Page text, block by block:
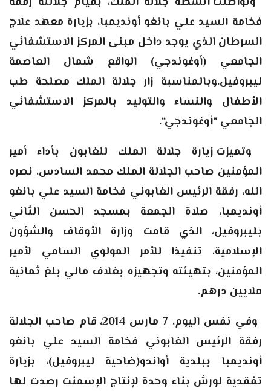
فخامة السيد علي بانغو أونديمبا، بزيارة معهد علاج
السرطان الذي يوجد داخل مبنى المركز الاستشفائي
الجامعي (أوغوندجي) الواقع شمال العاصمة
ليبروفيل.وبالمناسبة زار جلالة الملك مصلحة طب
الأطفال والنساء والتوليد بالمركز الاستشفائي
الجامعي “أوغوندجي“.
وتميزت زيارة جلالة الملك للغابون بأداء أمير
المؤمنين صاحب الجلالة الملك محمد السادس، نصره
الله، رفقة الرئيس الغابوني فخامة السيد علي بانغو
أونديمبا، صلاة الجمعة بمسجد الحسن الثاني
بليبروفيل، الذي قامت وزارة الأوقاف والشؤون
الإسلامية، تنفيذا للأمر المولوي السامي لأمير
المؤمنين، بتهيئته وتجهيزه بغلاف مالي بلغ ثمانية
ملايين درهم.
وفي نفس اليوم، 7 مارس 2014، قام صاحب الجلالة
رفقة الرئيس الغابوني فخامة السيد علي بانغو
أونديمبا ببلدية أواندو(ضاحية ليبروفيل)، بزيارة
تفقدية لورش بناء وحدة لإنتاج الإسمنت رصدت لها